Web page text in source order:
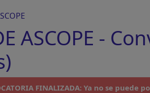
ASCOPE -
FINALIZADA: Ya no se puede